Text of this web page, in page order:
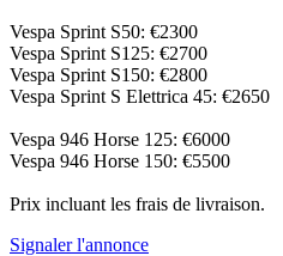
Vespa Sprint S50: €2300
Vespa Sprint S125: €2700
Vespa Sprint S150: €2800
Vespa Sprint S Elettrica 45: €2650
Vespa 946 Horse 125: €6000
Vespa 946 Horse 150: €5500
Prix incluant les frais de livraison.
Signaler l'annonce